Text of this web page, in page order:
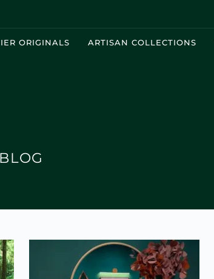
ORIGINALS ARTISAN COLLECTIONS
BLOG